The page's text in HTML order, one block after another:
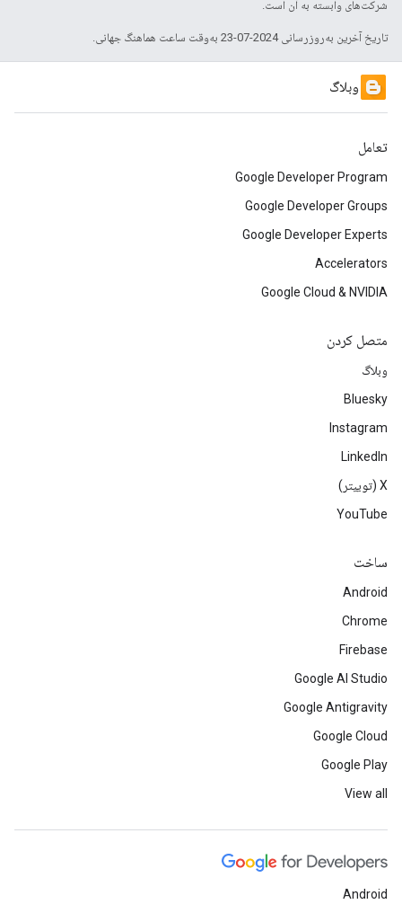
شرکت‌های وابسته به آن است.
تاریخ آخرین به‌روزرسانی 2024-07-23 به‌وقت ساعت هماهنگ جهانی.
وبلاگ
تعامل
Google Developer Program
Google Developer Groups
Google Developer Experts
Accelerators
Google Cloud & NVIDIA
متصل کردن
وبلاگ
Bluesky
Instagram
LinkedIn
‫X (توییتر)
YouTube
ساخت
Android
Chrome
Firebase
Google AI Studio
Google Antigravity
Google Cloud
Google Play
View all
Android